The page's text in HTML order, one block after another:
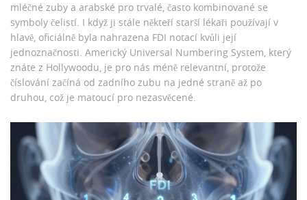
mléčné zuby a arabské pro trvalé, často kombinované se
symboly čelistí. I když ji stále někteří starší lékaři používají v
hlavě, oficiálně byla nahrazena FDI notací kvůli její
jednoznačnosti. Americký Universal Numbering System, který
znáte z Hollywoodu, je pro nás méně relevantní, protože
číslování začíná od zadního zubu na jedné straně až po
druhou, což je matoucí pro nezasvěcené.